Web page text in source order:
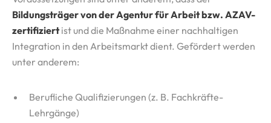
Bildungsträger von der Agentur für Arbeit bzw. AZAV-
zertifiziertist und die Maßnahme einer nachhaltigen
Integration in den Arbeitsmarkt dient. Gefördert werden
unter anderem:
Berufliche Qualifizierungen (z. B. Fachkräfte-
Lehrgänge)